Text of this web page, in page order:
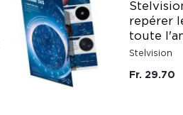
repérer
toute
Stelvision
Fr. 29.70